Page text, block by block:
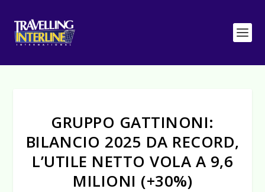
GRUPPO GATTINONI:
BILANCIO 2025 DA RECORD,
L’UTILE NETTO VOLA A 9,6
MILIONI (+30%)